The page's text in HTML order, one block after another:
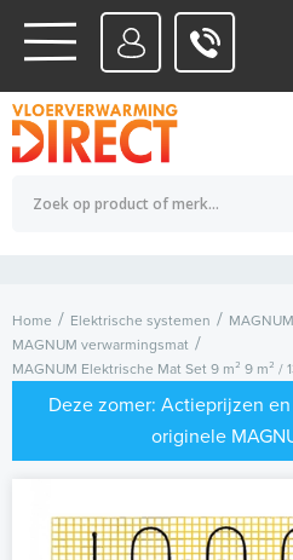
WATERSYSTEMEN
ELEKTRISCHE SYSTEMENTotaalbedrag (incl.
Home Elektrische systemen
MAGNUM verwarmingsmat
MAGNUM Elektrische Mat Set 9 m² 9 m² /
Deze zomer: Actieprijzen
originele